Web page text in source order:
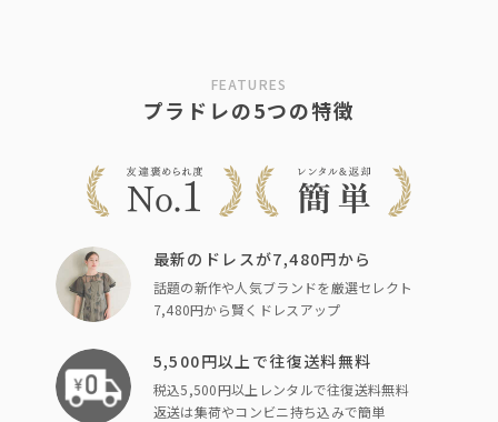
FEATURES
プラドレの5つの特徴
最新のドレスが7,480円から
話題の新作や人気ブランドを厳選セレクト
7,480円から賢くドレスアップ
5,500円以上で往復送料無料
税込5,500円以上レンタルで往復送料無料
返送は集荷やコンビニ持ち込みで簡単